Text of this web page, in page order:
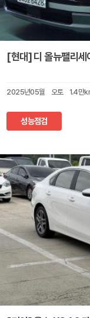
[현대] 디 올뉴팰리
2025년05월 오토 1.4만
성능점검